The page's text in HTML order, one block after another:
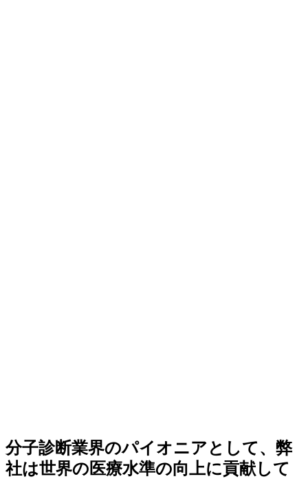
分子診断業界のパイオニアとして、弊
社は世界の医療水準の向上に貢献して